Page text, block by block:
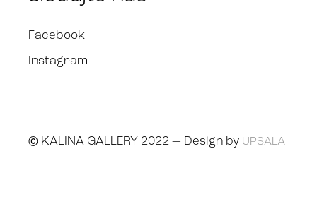
Facebook
Instagram
© KALINA GALLERY 2022 — Design by UPSALA